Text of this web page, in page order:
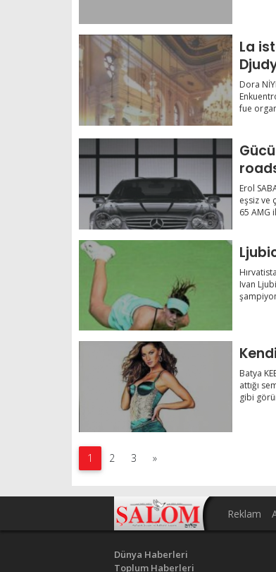
La
Dora
fue
SL
Erol
eşsiz ve
65 AMG
Ivan
Batya
attığı
gibi
1 2 3 »
Reklam
Dünya Haberleri
Toplum Haberleri